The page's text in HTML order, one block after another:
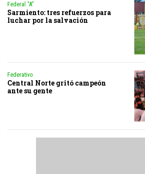
Federal “A”
Sarmiento: tres refuerzos para
luchar por la salvación
Federativo
Central Norte gritó campeón
ante su gente